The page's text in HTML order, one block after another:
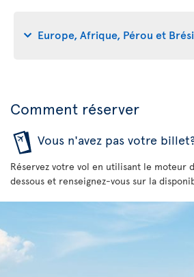
Europe, Afrique, Pérou et
Comment réserver
Vous n'avez pas votre
Réservez votre vol en utilisant le moteur
dessous et renseignez-vous sur la